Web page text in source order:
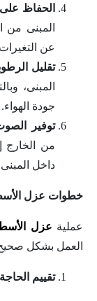
الحفاظ
المبنى من
عن
تقليل
المبنى،
جودة الهواء.
توفير
من الخارج
داخل
خطوات عزل
عملية عزل
العمل بشكل
تقييم